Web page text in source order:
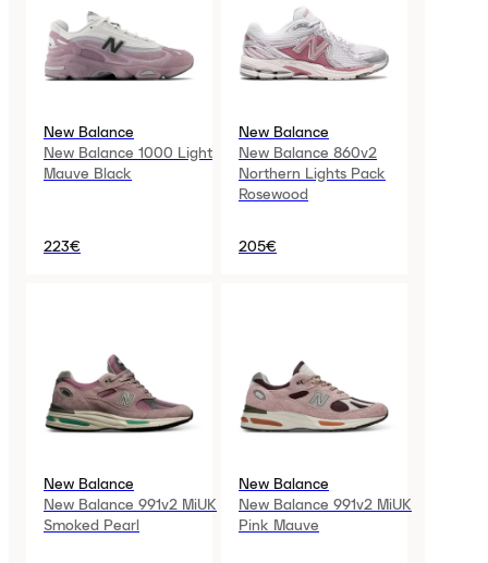
New Balance
New Balance 1000 Light
Mauve Black
223€
New Balance
New Balance 860v2
Northern Lights Pack
Rosewood
205€
New Balance
New Balance 991v2 MiUK
Smoked Pearl
New Balance
New Balance 991v2 MiUK
Pink Mauve